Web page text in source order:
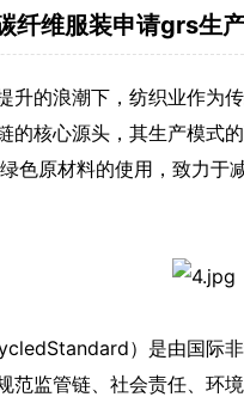
纤维服装申请grs生
的浪潮下，纺织业作为
核心源头，其生产模式
原材料的使用，致力于
）是由国际
监管链、社会责任、环